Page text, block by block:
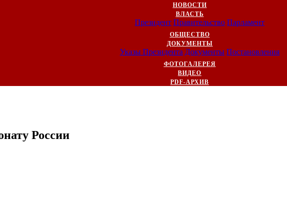
НОВОСТИ
ВЛАСТЬ
Президент Правительство Парламент
ОБЩЕСТВО
ДОКУМЕНТЫ
Указы Президента Документы Постановления
ФОТОГАЛЕРЕЯ
ВИДЕО
PDF-АРХИВ
России